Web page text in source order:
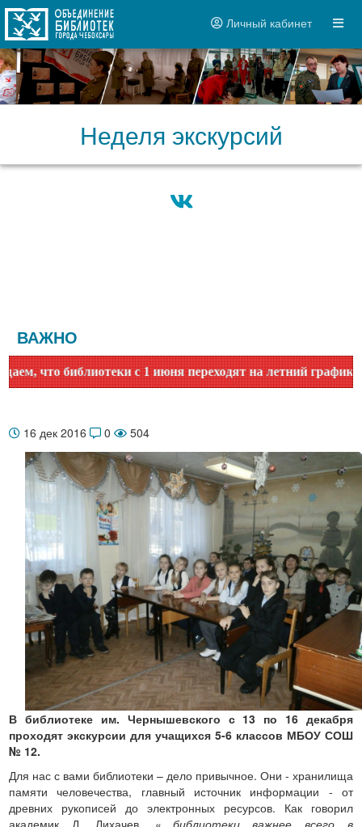
Личный кабинет
Неделя экскурсий
ВАЖНО
библиотеки с 1 июня переходят на летний график
16 дек 2016 0 504
В библиотеке им. Чернышевского с 13 по 16 декабря
проходят экскурсии для учащихся 5-6 классов МБОУ СОШ
№ 12.
Для нас с вами библиотеки – дело привычное. Они - хранилища
памяти человечества, главный источник информации - от
древних рукописей до электронных ресурсов. Как говорил
академик Д. Лихачев, «…библиотеки важнее всего в